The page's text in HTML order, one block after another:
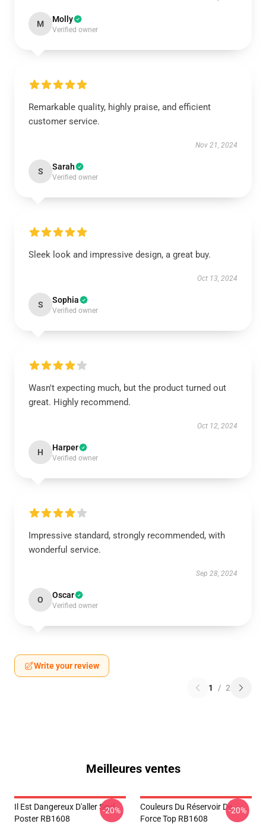
M Molly
Verified owner
Remarkable quality, highly praise, and efficient
customer service.
Nov 21, 2024
S Sarah
Verified owner
Sleek look and impressive design, a great buy.
Oct 13, 2024
S Sophia
Verified owner
Wasn't expecting much, but the product turned out
great. Highly recommend.
Oct 12, 2024
H Harper
Verified owner
Impressive standard, strongly recommended, with
wonderful service.
Sep 28, 2024
O Oscar
Verified owner
Write your review
1 / 2
Meilleures ventes
Il Est Dangereux D'aller Seul
Poster RB1608
-20%
Couleurs Du Réservoir De
Force Top RB1608
-20%